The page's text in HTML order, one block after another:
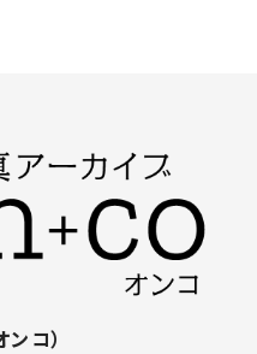
コ）